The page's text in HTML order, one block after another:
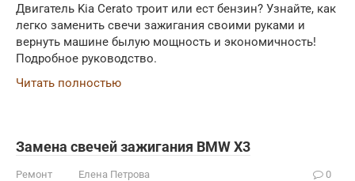
Двигатель Kia Cerato троит или ест бензин? Узнайте, как
легко заменить свечи зажигания своими руками и
вернуть машине былую мощность и экономичность!
Подробное руководство.
Читать полностью
Замена свечей зажигания BMW X3
Ремонт Елена Петрова 0